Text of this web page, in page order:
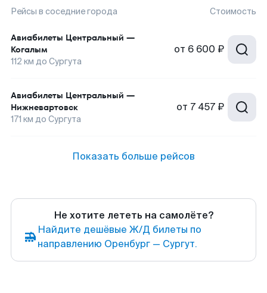
Рейсы в соседние города Стоимость
Авиабилеты Центральный —
Когалым
112 км до Сургута
от 6 600 ₽
Авиабилеты Центральный —
Нижневартовск
171 км до Сургута
от 7 457 ₽
Показать больше рейсов
Не хотите лететь на самолёте?
Найдите дешёвые Ж/Д билеты по
направлению Оренбург — Сургут.